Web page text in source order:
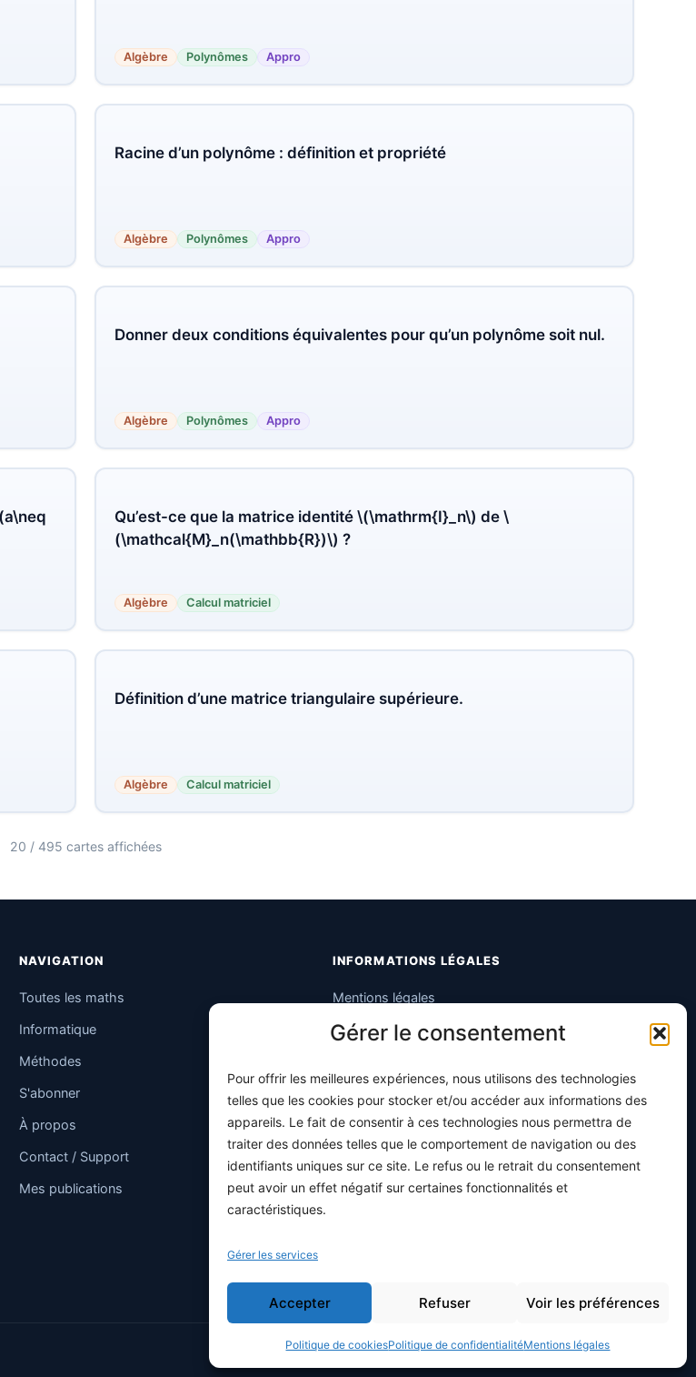
Gérer le consentement
Pour offrir les meilleures expériences, nous utilisons des technologies
telles que les cookies pour stocker et/ou accéder aux informations des
appareils. Le fait de consentir à ces technologies nous permettra de
traiter des données telles que le comportement de navigation ou des
identifiants uniques sur ce site. Le refus ou le retrait du consentement
peut avoir un effet négatif sur certaines fonctionnalités et
caractéristiques.
Gérer les services
Accepter Refuser Voir les préférences
Politique de cookiesPolitique de confidentialitéMentions légales
Algèbre Polynômes Appro
Racine d’un polynôme : définition et propriété
Algèbre Polynômes Appro
Donner deux conditions équivalentes pour qu’un polynôme soit nul.
Algèbre Polynômes Appro
≠ 0?
Qu’est-ce que la matrice identité \(\mathrm{I}_n\) de \
(\mathcal{M}_n(\mathbb{R})\) ?
Algèbre Calcul matriciel
Définition d’une matrice triangulaire supérieure.
Algèbre Calcul matriciel
20 / 495 cartes affichées
NAVIGATION
Toutes les maths
Informatique
Méthodes
S'abonner
À propos
Contact / Support
Mes publications
INFORMATIONS LÉGALES
Mentions légales
Politique de confidentialité
Programme officiel
Hébergé en Europe · Données protégées RGPD